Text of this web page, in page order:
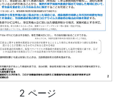
2 ページ